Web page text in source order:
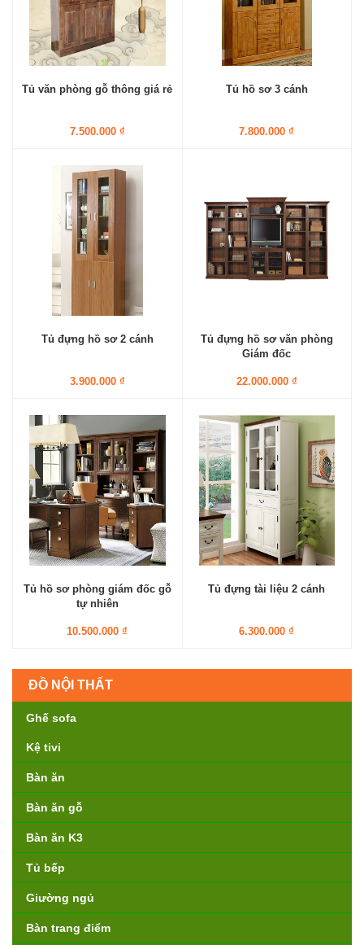
Tủ văn phòng gỗ thông giá rẻ
7.500.000 ₫
Tủ hồ sơ 3 cánh
7.800.000 ₫
Tủ đựng hồ sơ 2 cánh
3.900.000 ₫
Tủ đựng hồ sơ văn phòng
Giám đốc
22.000.000 ₫
Tủ hồ sơ phòng giám đốc gỗ
tự nhiên
10.500.000 ₫
Tủ đựng tài liệu 2 cánh
6.300.000 ₫
ĐỒ NỘI THẤT
Ghế sofa
Kệ tivi
Bàn ăn
Bàn ăn gỗ
Bàn ăn K3
Tủ bếp
Giường ngủ
Bàn trang điểm